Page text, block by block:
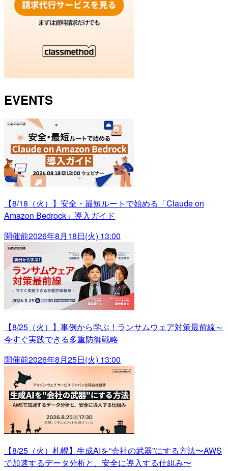
EVENTS
【8/18（火）】安全・最短ルートで始める「Claude on
Amazon Bedrock」導入ガイド
開催前2026年8月18日(火) 13:00
【8/25（火）】事例から学ぶ！ランサムウェア対策最前線～
今すぐ実践できる多重防御戦略
開催前2026年8月25日(火) 13:00
【8/25（火）札幌】生成AIを“会社の武器”にする方法〜AWS
で加速するデータ分析と、安全に導入する仕組み〜